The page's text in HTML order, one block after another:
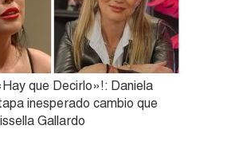
que Decirlo»!: Daniela
inesperado cambio que
Gallardo